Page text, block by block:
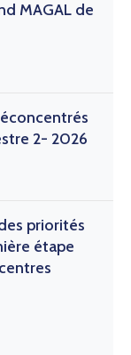
MAGAL de
2- 2026
priorités
étape